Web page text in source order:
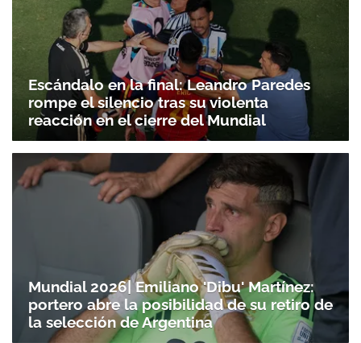
Escándalo en la final: Leandro Paredes
rompe el silencio tras su violenta
reacción en el cierre del Mundial
Mundial 2026| Emiliano 'Dibu' Martínez:
portero abre la posibilidad de su retiro de
la selección de Argentina